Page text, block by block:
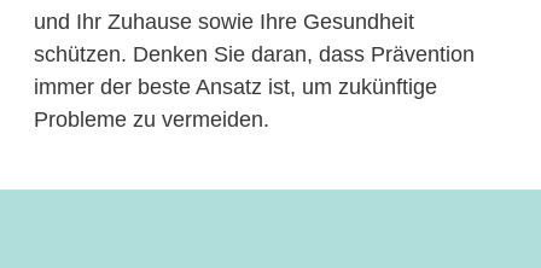
und Ihr Zuhause sowie Ihre Gesundheit
schützen. Denken Sie daran, dass Prävention
immer der beste Ansatz ist, um zukünftige
Probleme zu vermeiden.